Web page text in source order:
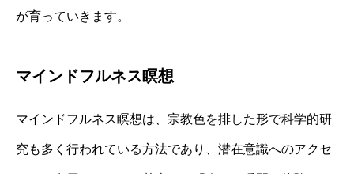
が育っていきます。
マインドフルネス瞑想
マインドフルネス瞑想は、宗教色を排した形で科学的研
究も多く行われている方法であり、潜在意識へのアクセ